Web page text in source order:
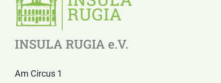
INSULA RUGIA e.V.
Am Circus 1